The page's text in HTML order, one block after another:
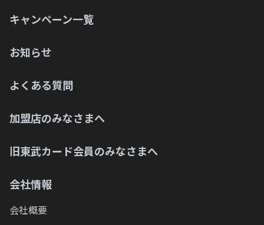
Q.誤って東武カードアプリをアンインストー
ドアプリ内で必要な手続きはありますか？
Q.東武カードアプリのアップデート方法が分
Q.
ですか？
Q.東武カードアプリのバージョン確認方法は
るにはどうすればいいですか？
Q.MyJCBアプリは使えますか？
Q.カードのアップグレードはどのようにすれ
ばよいですか？
Q.ショッピング1回払いからショッピングリ
ボ・分割・スキップ払いへの変更方法を教
えてください。
キャンペーン一覧
お知らせ
よくある質問
加盟店のみなさまへ
旧東武カード会員のみなさまへ
会社情報
会社概要